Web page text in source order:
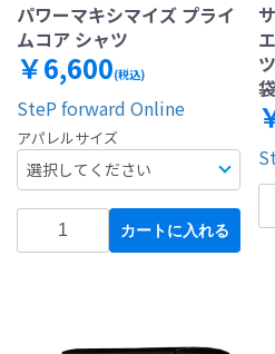
パワーマキシマイズ プライ
ムコア シャツ
￥6,600(税込)
SteP forward Online
アパレルサイズ
カートに入れる